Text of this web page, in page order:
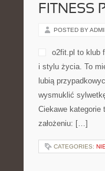
FITNESS
POSTED BY
o2fit.pl to klub
i stylu życia. To
lubią
wysmuklić
Ciekawe kategorie
założeniu: […]
CATEGORIES: